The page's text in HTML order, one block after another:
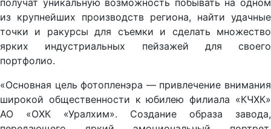
получат уникальную возможность побывать на одном
из крупнейших производств региона, найти удачные
точки и ракурсы для съемки и сделать множество
ярких индустриальных пейзажей для своего
портфолио.
«Основная цель фотопленэра — привлечение внимания
широкой общественности к юбилею филиала «КЧХК»
АО «ОХК «Уралхим». Создание образа завода,